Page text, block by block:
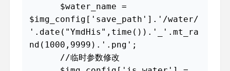
$img_config['save_path'].'/water/
'.date("YmdHis",time()).'_'.mt_ra
nd(1000,9999).'.png';